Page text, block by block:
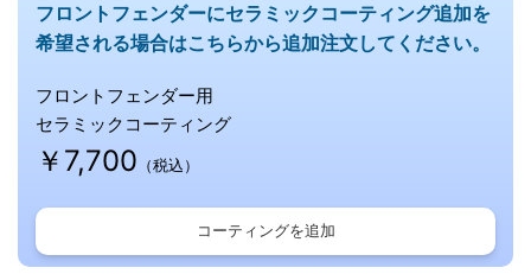
フロントフェンダーにセラミックコーティング追加を
希望される場合はこちらから追加注文してください。
フロントフェンダー用
セラミックコーティング
￥7,700 （税込）
コーティングを追加